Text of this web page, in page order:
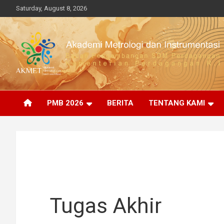
to
content
Saturday, August 8, 2026
Akademi Metrologi dan
Instrumenasi
BPSDMP, Kementerian Perdagangan R.I
PMB 2026 BERITA TENTANG KAMI
Tugas Akhir